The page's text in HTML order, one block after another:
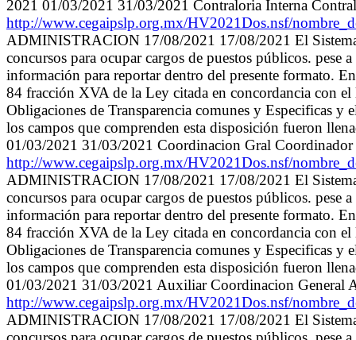
2021 01/03/2021 31/03/2021 Contraloria Interna
http://www.cegaipslp.org.mx/HV2021Dos.nsf/
ADMINISTRACION 17/08/2021 17/08/2021 El
concursos para ocupar cargos de puestos públicos.
información para reportar dentro del presente formato.
84 fracción XVA de la Ley citada en concordancia con
Obligaciones de Transparencia comunes y Especificas
los campos que comprenden esta disposición fueron
01/03/2021 31/03/2021 Coordinacion Gral
http://www.cegaipslp.org.mx/HV2021Dos.nsf/
ADMINISTRACION 17/08/2021 17/08/2021 El
concursos para ocupar cargos de puestos públicos.
información para reportar dentro del presente formato.
84 fracción XVA de la Ley citada en concordancia con
Obligaciones de Transparencia comunes y Especificas
los campos que comprenden esta disposición fueron
01/03/2021 31/03/2021 Auxiliar Coordinacion General
http://www.cegaipslp.org.mx/HV2021Dos.nsf/
ADMINISTRACION 17/08/2021 17/08/2021 El